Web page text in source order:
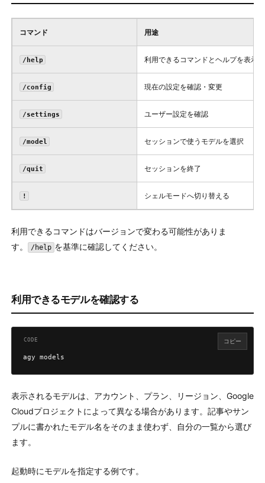
コマンド 用途
/help 利用できるコマンドとヘルプを表示
/config 現在の設定を確認・変更
/settings ユーザー設定を確認
/model セッションで使うモデルを選択
/quit セッションを終了
! シェルモードへ切り替える
利用できるコマンドはバージョンで変わる可能性がありま
す。
/help を基準に確認してください。
利用できるモデルを確認する
agy models
コピー
表示されるモデルは、アカウント、プラン、リージョン、Google
Cloudプロジェクトによって異なる場合があります。記事やサン
プルに書かれたモデル名をそのまま使わず、自分の一覧から選び
ます。
起動時にモデルを指定する例です。